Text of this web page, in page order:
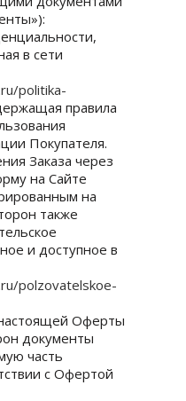
в сети
politika-
правила
Покупателя.
Заказа через
на Сайте
на
также
и доступное в
polzovatelskoe-
Оферты
документы
часть
с Офертой